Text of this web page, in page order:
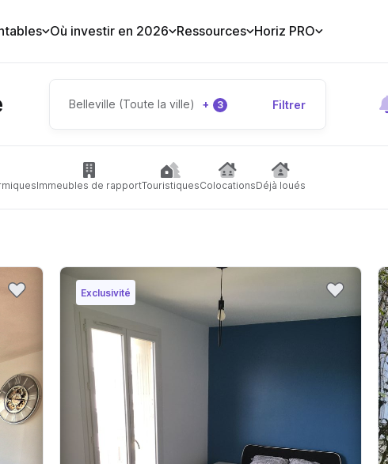
Où investir en 2026 Ressources Horiz PRO
Belleville (Toute la ville) + 3 Filtrer
Immeubles de rapportTouristiquesColocationsDéjà loués
Exclusivité